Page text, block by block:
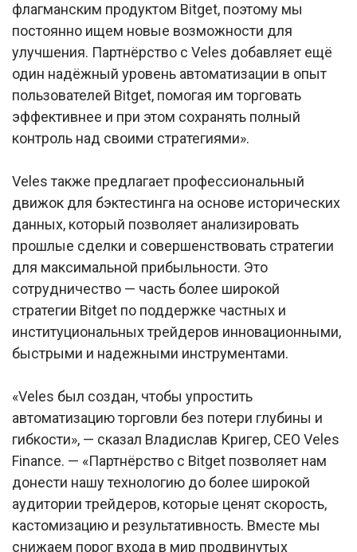
флагманским продуктом Bitget, поэтому мы
постоянно ищем новые возможности для
улучшения. Партнёрство с Veles добавляет ещё
один надёжный уровень автоматизации в опыт
пользователей Bitget, помогая им торговать
эффективнее и при этом сохранять полный
контроль над своими стратегиями».
Veles также предлагает профессиональный
движок для бэктестинга на основе исторических
данных, который позволяет анализировать
прошлые сделки и совершенствовать стратегии
для максимальной прибыльности. Это
сотрудничество — часть более широкой
стратегии Bitget по поддержке частных и
институциональных трейдеров инновационными,
быстрыми и надежными инструментами.
«Veles был создан, чтобы упростить
автоматизацию торговли без потери глубины и
гибкости», — сказал Владислав Кригер, CEO Veles
Finance. — «Партнёрство с Bitget позволяет нам
донести нашу технологию до более широкой
аудитории трейдеров, которые ценят скорость,
кастомизацию и результативность. Вместе мы
снижаем порог входа в мир продвинутых